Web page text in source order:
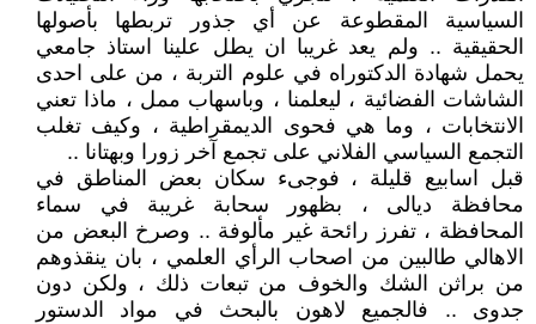
السياسية المقطوعة عن أي جذور تربطها بأصولها
الحقيقية .. ولم يعد غريبا ان يطل علينا استاذ جامعي
يحمل شهادة الدكتوراه في علوم التربة ، من على احدى
الشاشات الفضائية ، ليعلمنا ، وباسهاب ممل ، ماذا تعني
الانتخابات ، وما هي فحوى الديمقراطية ، وكيف تغلب
التجمع السياسي الفلاني على تجمع آخر زورا وبهتانا ..
قبل اسابيع قليلة ، فوجىء سكان بعض المناطق في
محافظة ديالى ، بظهور سحابة غريبة في سماء
المحافظة ، تفرز رائحة غير مألوفة .. وصرخ البعض من
الاهالي طالبين من اصحاب الرأي العلمي ، بان ينقذوهم
من براثن الشك والخوف من تبعات ذلك ، ولكن دون
جدوى .. فالجميع لاهون بالبحث في مواد الدستور